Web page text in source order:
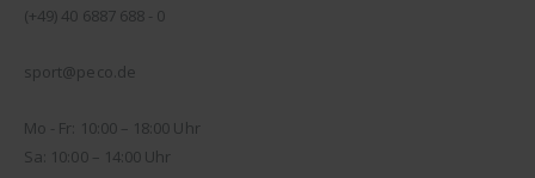
(+49) 40 6887 688 - 0
sport@peco.de
Mo - Fr: 10:00 – 18:00 Uhr
Sa: 10:00 – 14:00 Uhr